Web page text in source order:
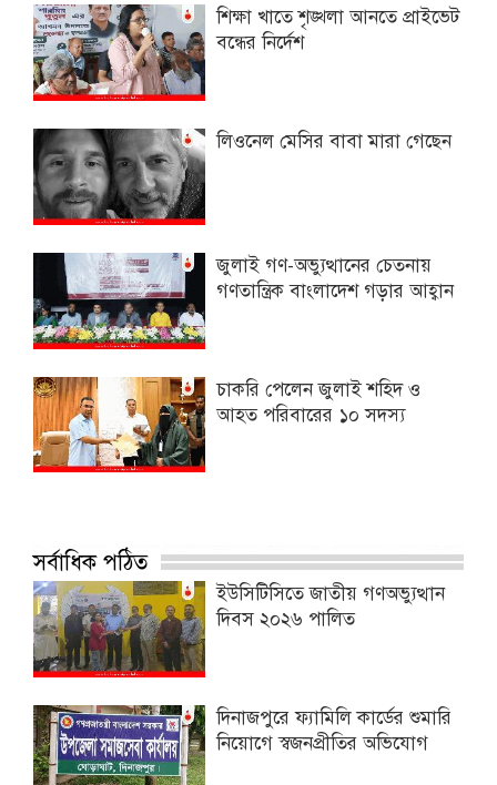
শিক্ষা খাতে শৃঙ্খলা আনতে প্রাইভেট
বন্ধের নির্দেশ
লিওনেল মেসির বাবা মারা গেছেন
জুলাই গণ-অভ্যুত্থানের চেতনায়
গণতান্ত্রিক বাংলাদেশ গড়ার আহ্বান
চাকরি পেলেন জুলাই শহিদ ও
আহত পরিবারের ১০ সদস্য
সর্বাধিক পঠিত
ইউসিটিসিতে জাতীয় গণঅভ্যুত্থান
দিবস ২০২৬ পালিত
দিনাজপুরে ফ্যামিলি কার্ডের শুমারি
নিয়োগে স্বজনপ্রীতির অভিযোগ